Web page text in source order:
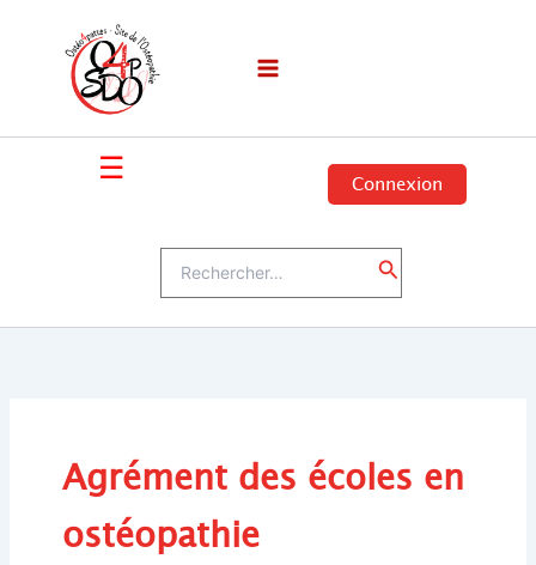
☰ Connexion
Rechercher
Agrément des écoles en
ostéopathie